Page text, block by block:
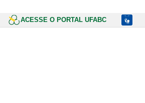
ACESSE O PORTAL UFABC